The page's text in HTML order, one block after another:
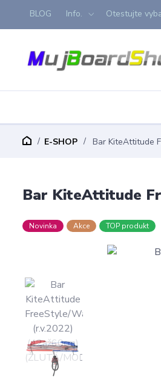
BLOG Info. Otestujte
E-SHOP Bar KiteAttitude
Bar KiteAttitude
Novinka Akce TOP produkt